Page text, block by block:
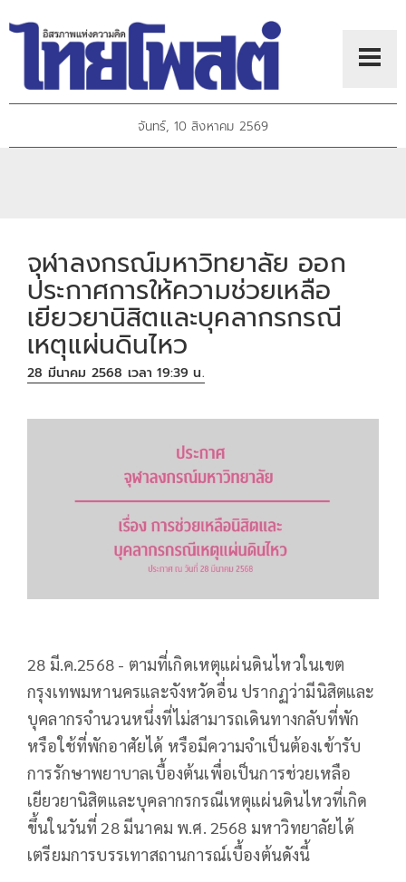
จันทร์, 10 สิงหาคม 2569
จุฬาลงกรณ์มหาวิทยาลัย ออก
ประกาศการให้ความช่วยเหลือ
เยียวยานิสิตและบุคลากรกรณี
เหตุแผ่นดินไหว
28 มีนาคม 2568 เวลา 19:39 น.
28 มี.ค.2568 - ตามที่เกิดเหตุแผ่นดินไหวในเขต
กรุงเทพมหานครและจังหวัดอื่น ปรากฏว่ามีนิสิตและ
บุคลากรจำนวนหนึ่งที่ไม่สามารถเดินทางกลับที่พัก
หรือใช้ที่พักอาศัยได้ หรือมีความจำเป็นต้องเข้ารับ
การรักษาพยาบาลเบื้องต้นเพื่อเป็นการช่วยเหลือ
เยียวยานิสิตและบุคลากรกรณีเหตุแผ่นดินไหวที่เกิด
ขึ้นในวันที่ 28 มีนาคม พ.ศ. 2568 มหาวิทยาลัยได้
เตรียมการบรรเทาสถานการณ์เบื้องต้นดังนี้